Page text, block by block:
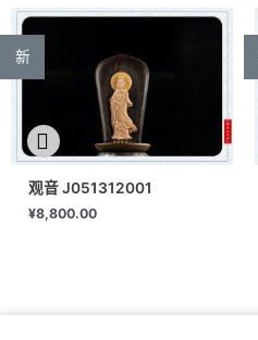
新
观音 J051312001
¥8,800.00